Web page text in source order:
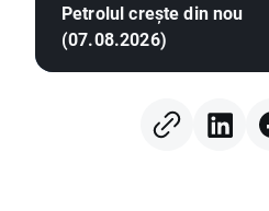
Petrolul crește din nou
(07.08.2026)